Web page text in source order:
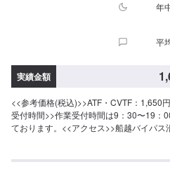
年
平
実績金額
<<参考価格(税込)>>ATF・CVTF：1,650
受付時間>>作業受付時間は9：30〜19：
ております。<<アクセス>>船越バイパ